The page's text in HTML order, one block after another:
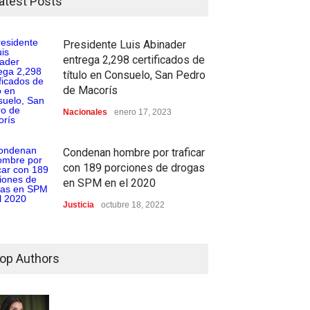
Presidente Luis Abinader
entrega 2,298 certificados de
título en Consuelo, San Pedro
de Macorís
Nacionales enero 17, 2023
Condenan hombre por traficar
con 189 porciones de drogas
en SPM en el 2020
Justicia octubre 18, 2022
Authors